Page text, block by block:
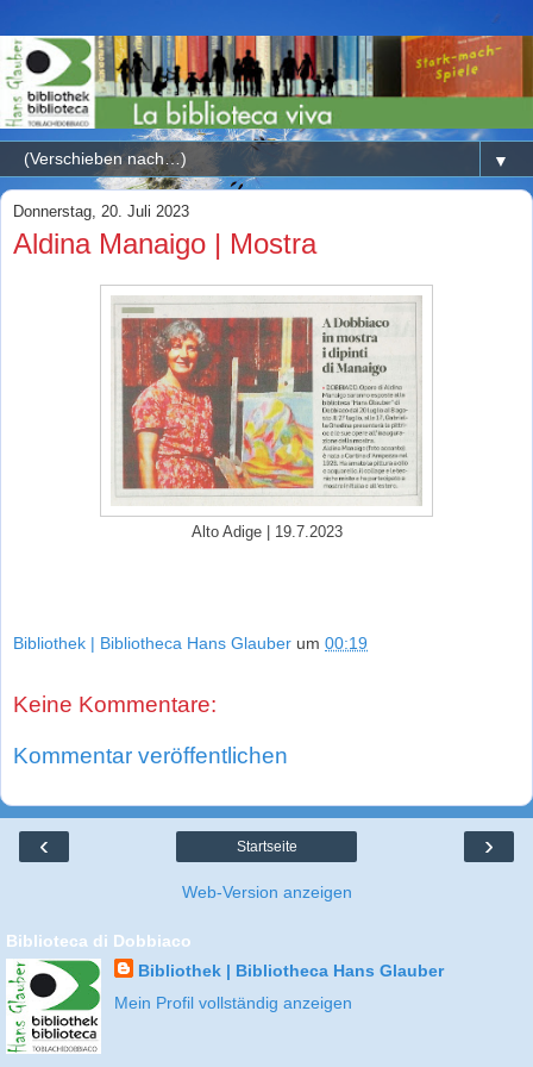
▼
Donnerstag, 20. Juli 2023
Aldina Manaigo | Mostra
Alto Adige | 19.7.2023
Bibliothek | Bibliotheca Hans Glauber um 00:19
Keine Kommentare:
Kommentar veröffentlichen
‹ ›
Startseite
Web-Version anzeigen
Biblioteca di Dobbiaco
Bibliothek | Bibliotheca Hans Glauber
Mein Profil vollständig anzeigen